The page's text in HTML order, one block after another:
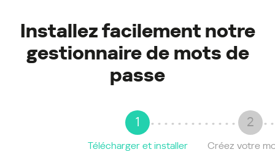
Installez facilement notre
gestionnaire de mots de
passe
1
Télécharger et installer
2
Créez votre